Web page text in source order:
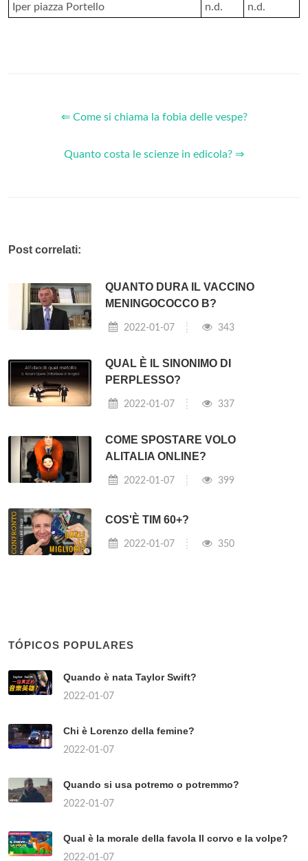
Iper piazza Portello n.d. n.d.
⇐ Come si chiama la fobia delle vespe?
Quanto costa le scienze in edicola? ⇒
Post correlati:
QUANTO DURA IL VACCINO
MENINGOCOCCO B?
2022-01-07 343
QUAL È IL SINONIMO DI
PERPLESSO?
2022-01-07 337
COME SPOSTARE VOLO
ALITALIA ONLINE?
2022-01-07 399
COS'È TIM 60+?
2022-01-07 350
TÓPICOS POPULARES
Quando è nata Taylor Swift?
2022-01-07
Chi è Lorenzo della femine?
2022-01-07
Quando si usa potremo o potremmo?
2022-01-07
Qual è la morale della favola Il corvo e la volpe?
2022-01-07